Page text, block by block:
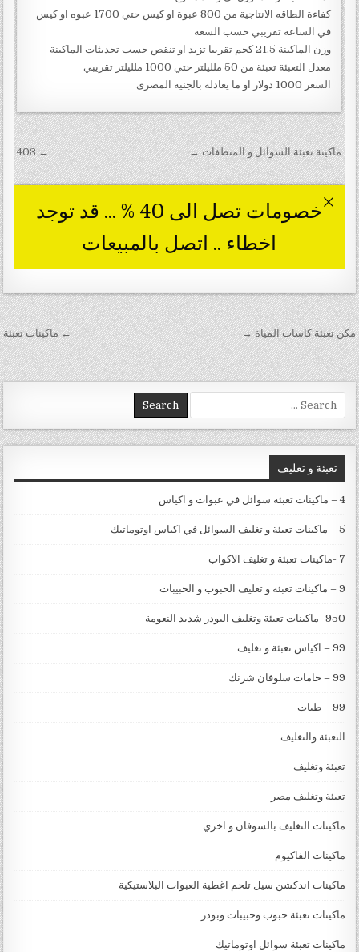
تصفّح المقالات ← ماكينات تعبئة مكن تعبئة كاسات المياة →
Search for:
تعبئة و تغليف
4 – ماكينات تعبئة سوائل في عبوات و اكياس
5 – ماكينات تعبئة و تغليف السوائل في اكياس اوتوماتيك
7 -ماكينات تعبئة و تغليف الاكواب
9 – ماكينات تعبئة و تغليف الحبوب و الحبيبات
950 -ماكينات تعبئة وتغليف البودر شديد النعومة
99 – اكياس تعبئة و تغليف
99 – خامات سلوفان شرنك
99 – طبات
التعبئة والتغليف
تعبئة وتغليف
تعبئة وتغليف مصر
ماكينات التغليف بالسوفان و اخري
ماكينات الفاكيوم
ماكينات اندكشن سيل تلحم اغطية العبوات البلاستيكية
ماكينات تعبئة حبوب وحبيبات وبودر
ماكينات تعبئة سوائل اوتوماتيك